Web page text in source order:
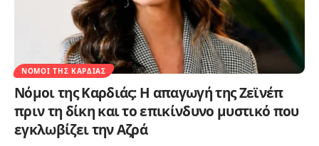
ΝΌΜΟΙ ΤΗΣ ΚΑΡΔΙΆΣ
Νόμοι της Καρδιάς: Η απαγωγή της Ζεϊνέπ
πριν τη δίκη και το επικίνδυνο μυστικό που
εγκλωβίζει την Αζρά